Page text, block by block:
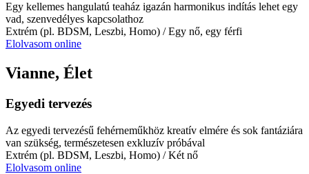
Egy kellemes hangulatú teaház igazán harmonikus indítás lehet egy
vad, szenvedélyes kapcsolathoz
Extrém (pl. BDSM, Leszbi, Homo) / Egy nő, egy férfi
Elolvasom online
Vianne, Élet
Egyedi tervezés
Az egyedi tervezésű fehérneműkhöz kreatív elmére és sok fantáziára
van szükség, természetesen exkluzív próbával
Extrém (pl. BDSM, Leszbi, Homo) / Két nő
Elolvasom online